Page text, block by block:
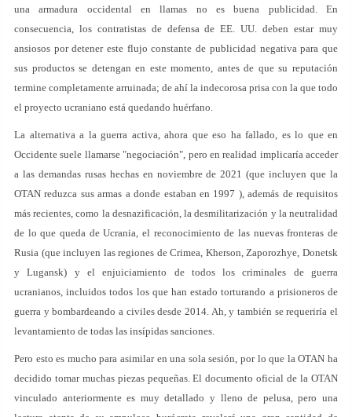
una armadura occidental en llamas no es buena publicidad. En
consecuencia, los contratistas de defensa de EE. UU. deben estar muy
ansiosos por detener este flujo constante de publicidad negativa para que
sus productos se detengan en este momento, antes de que su reputación
termine completamente arruinada; de ahí la indecorosa prisa con la que todo
el proyecto ucraniano está quedando huérfano.
La alternativa a la guerra activa, ahora que eso ha fallado, es lo que en
Occidente suele llamarse "negociación", pero en realidad implicaría acceder
a las demandas rusas hechas en noviembre de 2021 (que incluyen que la
OTAN reduzca sus armas a donde estaban en 1997 ), además de requisitos
más recientes, como la desnazificación, la desmilitarización y la neutralidad
de lo que queda de Ucrania, el reconocimiento de las nuevas fronteras de
Rusia (que incluyen las regiones de Crimea, Kherson, Zaporozhye, Donetsk
y Lugansk) y el enjuiciamiento de todos los criminales de guerra
ucranianos, incluidos todos los que han estado torturando a prisioneros de
guerra y bombardeando a civiles desde 2014. Ah, y también se requeriría el
levantamiento de todas las insípidas sanciones.
Pero esto es mucho para asimilar en una sola sesión, por lo que la OTAN ha
decidido tomar muchas piezas pequeñas. El documento oficial de la OTAN
vinculado anteriormente es muy detallado y lleno de pelusa, pero una